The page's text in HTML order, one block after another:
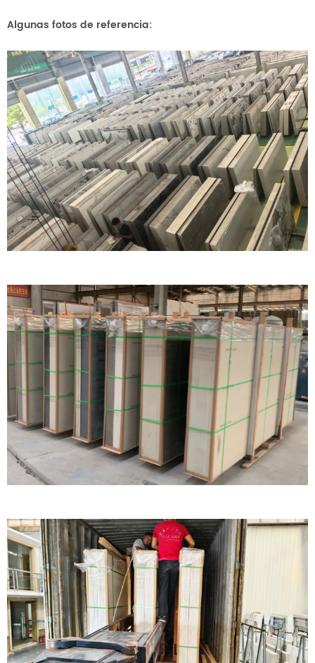
Algunas fotos de referencia: